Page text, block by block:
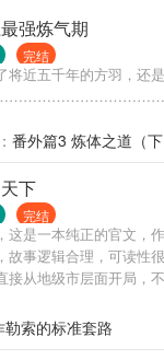
强炼气期
完结
将近五千年的方羽，还
番外篇3 炼体之道（下
下
完结
这是一本纯正的官文，
故事逻辑合理，可读性
接从地级市层面开局，
博弈，有经济建设，有
。 第四，不是和尚文，
索的标准套路